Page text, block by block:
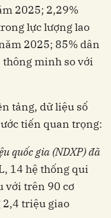
2025; 2,29%
lực lượng lao
2025; 85% dân
minh so với
tảng, dữ liệu số
tiến quan trọng:
quốc gia (NDXP) đã
14 hệ thống qui
với trên 90 cơ
triệu giao